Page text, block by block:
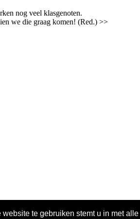
te gebruiken stemt u in met
nog veel klasgenoten.
we die graag komen! (Red.) >>